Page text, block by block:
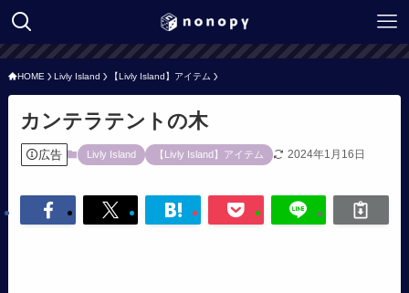
HOME Livly Island 【Livly Island】アイテム
カンテラテントの木
広告 Livly Island 【Livly Island】アイテム 2024年1月16日